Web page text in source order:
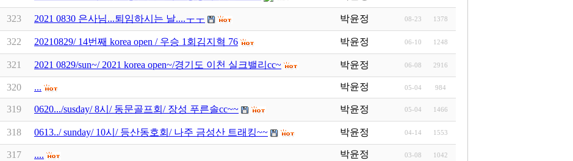
323 2021 0830 은사님...퇴임하시는 날....ㅜㅜ 박윤정 08-23 1378
322 20210829/ 14번째 korea open / 우승 1회김지혁 76 박윤정 06-10 1248
321 2021 0829/sun~/ 2021 korea open~/경기도 이천 실크밸리cc~ 박윤정 06-08 2916
320 ... 박윤정 05-04 984
319 0620.../susday/ 8시/ 동문골프회/ 장성 푸른솔cc~~ 박윤정 05-04 1466
318 0613../ sunday/ 10시/ 등산동호회/ 나주 금성산 트래킹~~ 박윤정 04-14 1553
317 .... 박윤정 03-08 1042